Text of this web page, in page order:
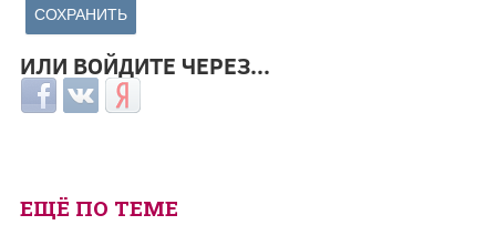
ИЛИ ВОЙДИТЕ ЧЕРЕЗ...
Login with Facebook
Login with ВКонтакте
Login with Яндекс
ЕЩЁ ПО ТЕМЕ